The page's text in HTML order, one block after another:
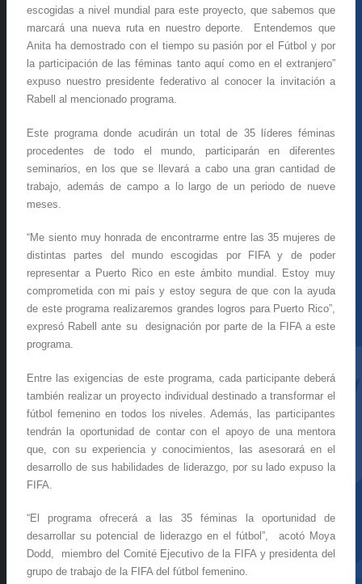
escogidas a nivel mundial para este proyecto, que sabemos que
marcará una nueva ruta en nuestro deporte. Entendemos que
Anita ha demostrado con el tiempo su pasión por el Fútbol y por
la participación de las féminas tanto aquí como en el extranjero”
expuso nuestro presidente federativo al conocer la invitación a
Rabell al mencionado programa.
Este programa donde acudirán un total de 35 líderes féminas
procedentes de todo el mundo, participarán en diferentes
seminarios, en los que se llevará a cabo una gran cantidad de
trabajo, además de campo a lo largo de un periodo de nueve
meses.
“Me siento muy honrada de encontrarme entre las 35 mujeres de
distintas partes del mundo escogidas por FIFA y de poder
representar a Puerto Rico en este ámbito mundial. Estoy muy
comprometida con mi país y estoy segura de que con la ayuda
de este programa realizaremos grandes logros para Puerto Rico”,
expresó Rabell ante su designación por parte de la FIFA a este
programa.
Entre las exigencias de este programa, cada participante deberá
también realizar un proyecto individual destinado a transformar el
fútbol femenino en todos los niveles. Además, las participantes
tendrán la oportunidad de contar con el apoyo de una mentora
que, con su experiencia y conocimientos, las asesorará en el
desarrollo de sus habilidades de liderazgo, por su lado expuso la
FIFA.
“El programa ofrecerá a las 35 féminas la oportunidad de
desarrollar su potencial de liderazgo en el fútbol”, acotó Moya
Dodd, miembro del Comité Ejecutivo de la FIFA y presidenta del
grupo de trabajo de la FIFA del fútbol femenino.